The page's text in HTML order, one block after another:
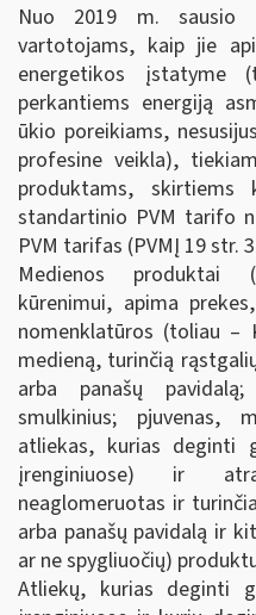
Nuo 2019 m. sausio
vartotojams, kaip jie
energetikos įstatyme
perkantiems energiją
ūkio poreikiams,
profesine veikla),
produktams, skirtiems
standartinio PVM tarifo
PVM tarifas (PVMĮ 19 str.
Medienos produktai
kūrenimui, apima
nomenklatūros (toliau –
medieną, turinčią
arba panašų
smulkinius; pjuvenas,
atliekas, kurias deginti
įrenginiuose) ir
neaglomeruotas ir
arba panašų pavidalą ir
ar ne spygliuočių)
Atliekų, kurias deginti